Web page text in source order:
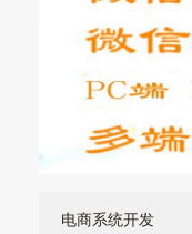
电商系统开发